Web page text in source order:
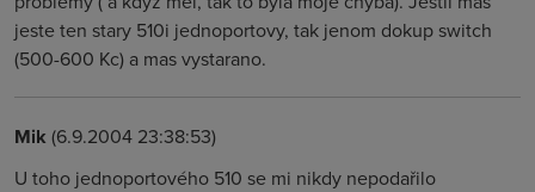
jeste ten stary 510i jednoportovy, tak jenom dokup switch
(500-600 Kc) a mas vystarano.
Mik (6.9.2004 23:38:53)
U toho jednoportového 510 se mi nikdy nepodařilo